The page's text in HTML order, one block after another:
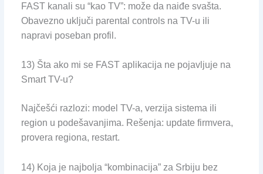
FAST kanali su “kao TV”: može da naiđe svašta.
Obavezno uključi parental controls na TV-u ili
napravi poseban profil.
13) Šta ako mi se FAST aplikacija ne pojavljuje na
Smart TV-u?
Najčešći razlozi: model TV-a, verzija sistema ili
region u podešavanjima. Rešenja: update firmvera,
provera regiona, restart.
14) Koja je najbolja “kombinacija” za Srbiju bez